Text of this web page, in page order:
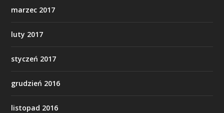
marzec 2017
luty 2017
styczeń 2017
grudzień 2016
listopad 2016